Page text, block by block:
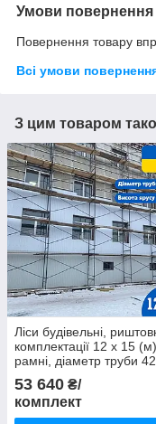
Умови повернення
Повернення товару
Всі умови
З цим товаром
Ліси будівельні,
комплектації 12 х 15
рамні, діаметр труби
(мм)
53 640 ₴/
комплект